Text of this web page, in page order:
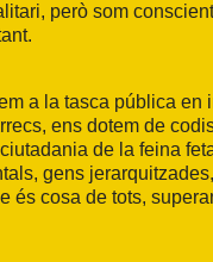
però som
a la tasca pública en
ens dotem de
de la feina
gens
cosa de tots,